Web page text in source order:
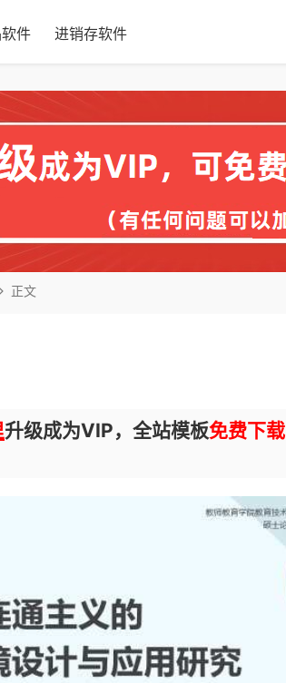
件 进销存软件
正文
升级成为VIP，全站模板免费下载